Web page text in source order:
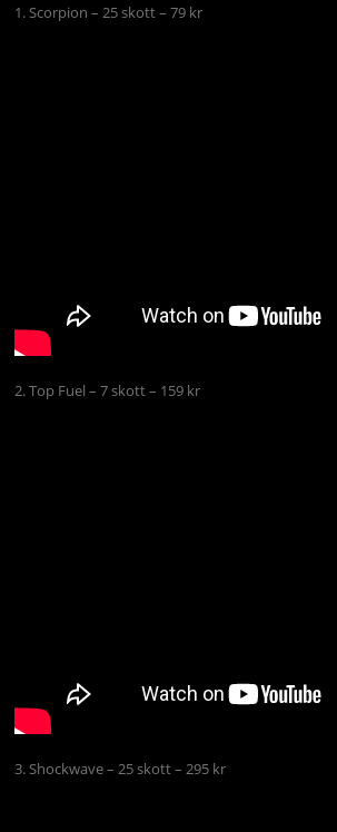
1. Scorpion – 25 skott – 79 kr
2. Top Fuel – 7 skott – 159 kr
3. Shockwave – 25 skott – 295 kr